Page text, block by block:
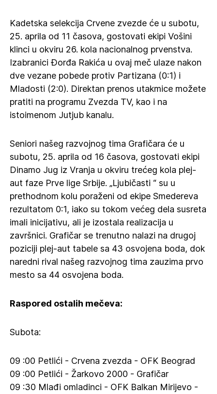
Kadetska selekcija Crvene zvezde će u subotu,
25. aprila od 11 časova, gostovati ekipi Vošini
klinci u okviru 26. kola nacionalnog prvenstva.
Izabranici Đorđa Rakića u ovaj meč ulaze nakon
dve vezane pobede protiv Partizana (0:1) i
Mladosti (2:0). Direktan prenos utakmice možete
pratiti na programu Zvezda TV, kao i na
istoimenom Jutjub kanalu.
Seniori našeg razvojnog tima Grafičara će u
subotu, 25. aprila od 16 časova, gostovati ekipi
Dinamo Jug iz Vranja u okviru trećeg kola plej-
aut faze Prve lige Srbije. „Ljubičasti “ su u
prethodnom kolu poraženi od ekipe Smedereva
rezultatom 0:1, iako su tokom većeg dela susreta
imali inicijativu, ali je izostala realizacija u
završnici. Grafičar se trenutno nalazi na drugoj
poziciji plej-aut tabele sa 43 osvojena boda, dok
naredni rival našeg razvojnog tima zauzima prvo
mesto sa 44 osvojena boda.
Raspored ostalih mečeva:
Subota:
09 :00 Petlići - Crvena zvezda - OFK Beograd
09 :00 Petlići - Žarkovo 2000 - Grafičar
09 :30 Mlađi omladinci - OFK Balkan Mirijevo -